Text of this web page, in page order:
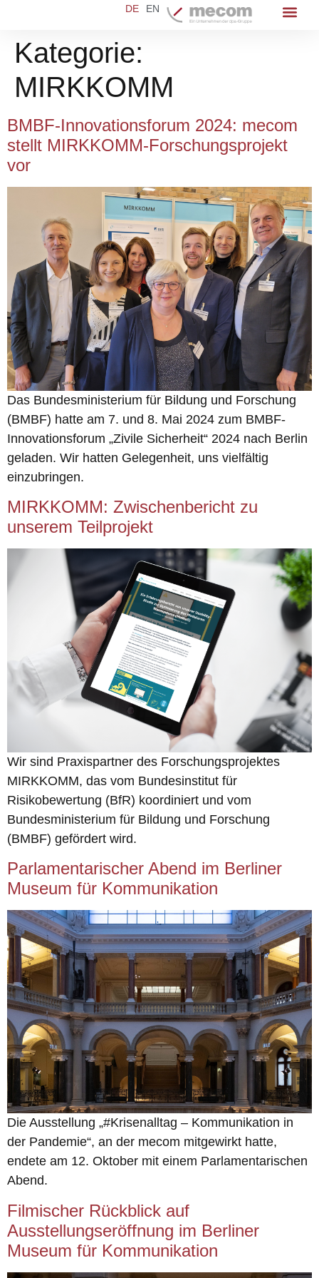
DE EN
Kategorie:
MIRKKOMM
BMBF-Innovationsforum 2024: mecom
stellt MIRKKOMM-Forschungsprojekt
vor
Das Bundesministerium für Bildung und Forschung
(BMBF) hatte am 7. und 8. Mai 2024 zum BMBF-
Innovationsforum „Zivile Sicherheit“ 2024 nach Berlin
geladen. Wir hatten Gelegenheit, uns vielfältig
einzubringen.
MIRKKOMM: Zwischenbericht zu
unserem Teilprojekt
Wir sind Praxispartner des Forschungsprojektes
MIRKKOMM, das vom Bundesinstitut für
Risikobewertung (BfR) koordiniert und vom
Bundesministerium für Bildung und Forschung
(BMBF) gefördert wird.
Parlamentarischer Abend im Berliner
Museum für Kommunikation
Die Ausstellung „#Krisenalltag – Kommunikation in
der Pandemie“, an der mecom mitgewirkt hatte,
endete am 12. Oktober mit einem Parlamentarischen
Abend.
Filmischer Rückblick auf
Ausstellungseröffnung im Berliner
Museum für Kommunikation